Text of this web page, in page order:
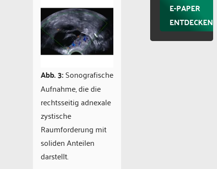
Abb. 3:Sonografische
Aufnahme, die die
rechtsseitig adnexale
zystische
Raumforderung mit
soliden Anteilen
darstellt.
E-PAPER
ENTDECKEN